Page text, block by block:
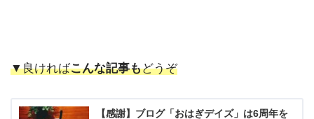
▼良ければこんな記事もどうぞ
【感謝】ブログ「おはぎデイズ」は6周年を